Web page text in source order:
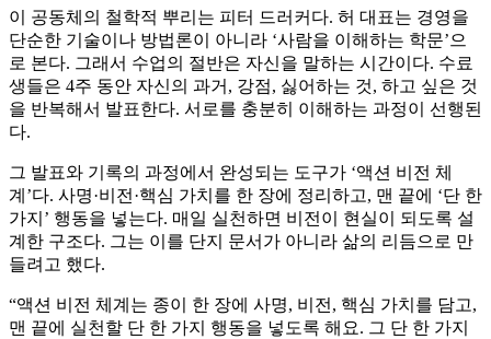
이 공동체의 철학적 뿌리는 피터 드러커다. 허 대표는 경영을
단순한 기술이나 방법론이 아니라 ‘사람을 이해하는 학문’으
로 본다. 그래서 수업의 절반은 자신을 말하는 시간이다. 수료
생들은 4주 동안 자신의 과거, 강점, 싫어하는 것, 하고 싶은 것
을 반복해서 발표한다. 서로를 충분히 이해하는 과정이 선행된
다.
그 발표와 기록의 과정에서 완성되는 도구가 ‘액션 비전 체
계’다. 사명·비전·핵심 가치를 한 장에 정리하고, 맨 끝에 ‘단 한
가지’ 행동을 넣는다. 매일 실천하면 비전이 현실이 되도록 설
계한 구조다. 그는 이를 단지 문서가 아니라 삶의 리듬으로 만
들려고 했다.
“액션 비전 체계는 종이 한 장에 사명, 비전, 핵심 가치를 담고,
맨 끝에 실천할 단 한 가지 행동을 넣도록 해요. 그 단 한 가지